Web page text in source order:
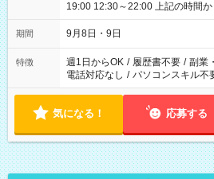
19:00 12:30～22:00 上記の時間から好きな時間を選べます！ ※
時間は変更となる可能性がありま
期間 9月8日・9日
特徴 週1日からOK / 履歴書不要 / 副業
電話対応なし / パソコンスキル不
気になる！ 応募する